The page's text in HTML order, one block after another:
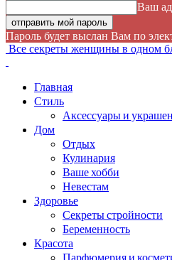
Ваш
Пароль будет выслан Вам по
Все секреты женщины в одном
Главная
Стиль
Аксессуары и
Дом
Отдых
Кулинария
Ваше хобби
Невестам
Здоровье
Секреты стройности
Беременность
Красота
Парфюмерия и